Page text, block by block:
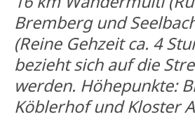
Bremberg und
(Reine Gehzeit ca. 4
bezieht sich auf die
werden. Höhepunkte:
Köblerhof und Kloster